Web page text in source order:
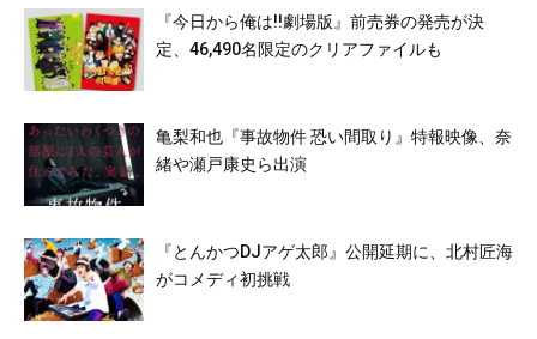
『今日から俺は!!劇場版』前売券の発売が決
定、46,490名限定のクリアファイルも
亀梨和也『事故物件 恐い間取り』特報映像、奈
緒や瀬戸康史ら出演
『とんかつDJアゲ太郎』公開延期に、北村匠海
がコメディ初挑戦